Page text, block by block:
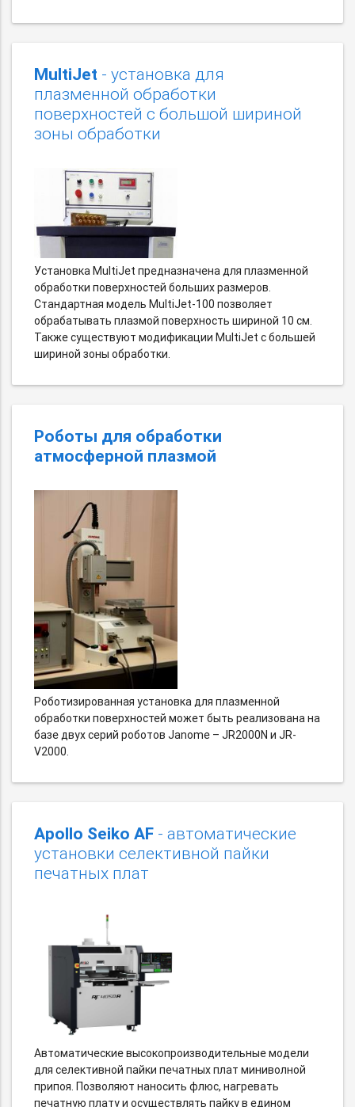
MultiJet - установка для
плазменной обработки
поверхностей с большой шириной
зоны обработки
Установка MultiJet предназначена для плазменной
обработки поверхностей больших размеров.
Стандартная модель MultiJet-100 позволяет
обрабатывать плазмой поверхность шириной 10 см.
Также существуют модификации MultiJet с большей
шириной зоны обработки.
Роботы для обработки
атмосферной плазмой
Роботизированная установка для плазменной
обработки поверхностей может быть реализована на
базе двух серий роботов Janome – JR2000N и JR-
V2000.
Apollo Seiko AF - автоматические
установки селективной пайки
печатных плат
Автоматические высокопроизводительные модели
для селективной пайки печатных плат миниволной
припоя. Позволяют наносить флюс, нагревать
печатную плату и осуществлять пайку в едином